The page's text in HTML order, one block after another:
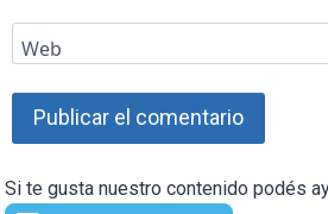
Web
Si te gusta nuestro contenido podés